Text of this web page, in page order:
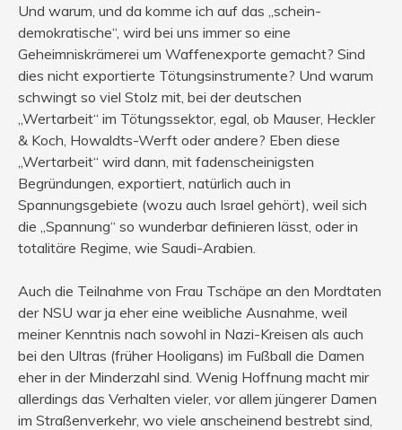
Und warum, und da komme ich auf das „schein-
demokratische“, wird bei uns immer so eine
Geheimniskrämerei um Waffenexporte gemacht? Sind
dies nicht exportierte Tötungsinstrumente? Und warum
schwingt so viel Stolz mit, bei der deutschen
„Wertarbeit“ im Tötungssektor, egal, ob Mauser, Heckler
& Koch, Howaldts-Werft oder andere? Eben diese
„Wertarbeit“ wird dann, mit fadenscheinigsten
Begründungen, exportiert, natürlich auch in
Spannungsgebiete (wozu auch Israel gehört), weil sich
die „Spannung“ so wunderbar definieren lässt, oder in
totalitäre Regime, wie Saudi-Arabien.
Auch die Teilnahme von Frau Tschäpe an den Mordtaten
der NSU war ja eher eine weibliche Ausnahme, weil
meiner Kenntnis nach sowohl in Nazi-Kreisen als auch
bei den Ultras (früher Hooligans) im Fußball die Damen
eher in der Minderzahl sind. Wenig Hoffnung macht mir
allerdings das Verhalten vieler, vor allem jüngerer Damen
im Straßenverkehr, wo viele anscheinend bestrebt sind,